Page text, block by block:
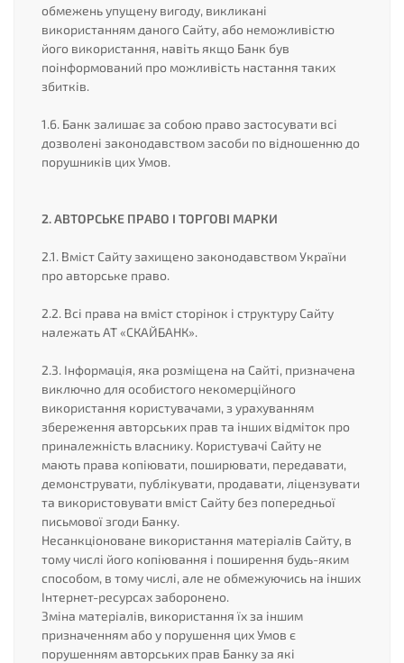
обмежень упущену вигоду, викликані
використанням даного Сайту, або неможливістю
його використання, навіть якщо Банк був
поінформований про можливість настання таких
збитків.
1.6. Банк залишає за собою право застосувати всі
дозволені законодавством засоби по відношенню до
порушників цих Умов.
2. АВТОРСЬКЕ ПРАВО І ТОРГОВІ МАРКИ
2.1. Вміст Сайту захищено законодавством України
про авторське право.
2.2. Всі права на вміст сторінок і структуру Сайту
належать АТ «СКАЙБАНК».
2.3. Інформація, яка розміщена на Сайті, призначена
виключно для особистого некомерційного
використання користувачами, з урахуванням
збереження авторських прав та інших відміток про
приналежність власнику. Користувачі Сайту не
мають права копіювати, поширювати, передавати,
демонструвати, публікувати, продавати, ліцензувати
та використовувати вміст Сайту без попередньої
письмової згоди Банку.
Несанкціоноване використання матеріалів Сайту, в
тому числі його копіювання і поширення будь-яким
способом, в тому числі, але не обмежуючись на інших
Інтернет-ресурсах заборонено.
Зміна матеріалів, використання їх за іншим
призначенням або у порушення цих Умов є
порушенням авторських прав Банку за які